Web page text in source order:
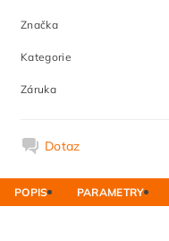
Značka
Kategorie
Záruka
Dotaz
POPIS PARAMETRY